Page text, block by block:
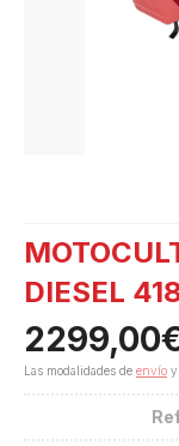
DIESEL
2299,00
Las modalidades de envío y